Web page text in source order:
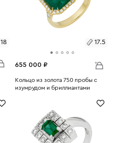
18 17.5
655 000 ₽
Размеры:
Кольцо из золота 750 пробы с
изумрудом и бриллиантами